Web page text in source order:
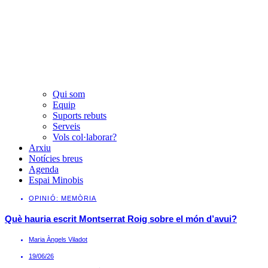
Qui som
Equip
Suports rebuts
Serveis
Vols col·laborar?
Arxiu
Notícies breus
Agenda
Espai Minobis
OPINIÓ: MEMÒRIA
Què hauria escrit Montserrat Roig sobre el món d’avui?
Maria Àngels Viladot
19/06/26